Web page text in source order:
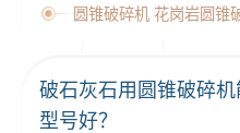
圆锥破碎机 花岗岩圆锥
破石灰石用圆锥破碎
型号好？